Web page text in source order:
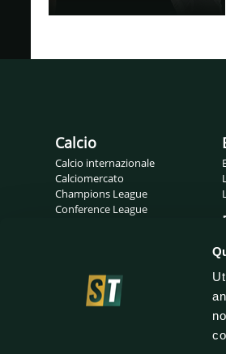
Calcio
Calcio internazionale
Calciomercato
Champions League
Conference League